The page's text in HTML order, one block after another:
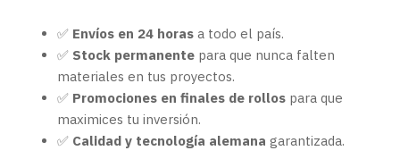
✅ Envíos en 24 horas a todo el país.
✅ Stock permanente para que nunca falten
materiales en tus proyectos.
✅ Promociones en finales de rollos para que
maximices tu inversión.
✅ Calidad y tecnología alemana garantizada.